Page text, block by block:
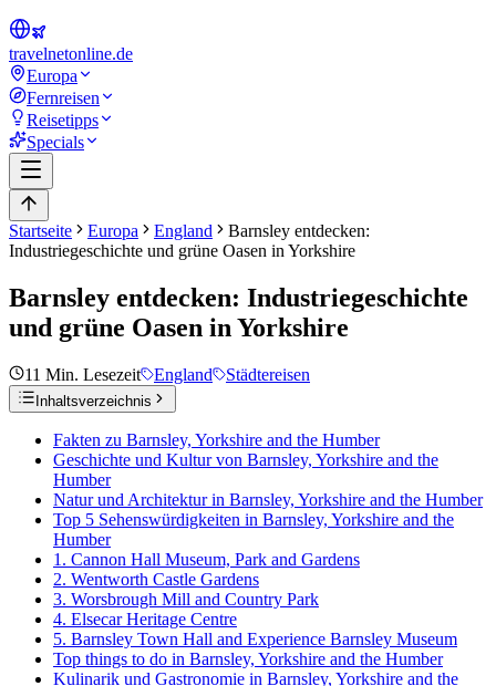
travelnetonline.de
Europa
Fernreisen
Reisetipps
Specials
Startseite Europa England
Barnsley entdecken:
Industriegeschichte und grüne Oasen in Yorkshire
Barnsley entdecken: Industriegeschichte
und grüne Oasen in Yorkshire
11 Min. Lesezeit England Städtereisen
Inhaltsverzeichnis
Fakten zu Barnsley, Yorkshire and the Humber
Geschichte und Kultur von Barnsley, Yorkshire and the
Humber
Natur und Architektur in Barnsley, Yorkshire and the Humber
Top 5 Sehenswürdigkeiten in Barnsley, Yorkshire and the
Humber
1. Cannon Hall Museum, Park and Gardens
2. Wentworth Castle Gardens
3. Worsbrough Mill and Country Park
4. Elsecar Heritage Centre
5. Barnsley Town Hall and Experience Barnsley Museum
Top things to do in Barnsley, Yorkshire and the Humber
Kulinarik und Gastronomie in Barnsley, Yorkshire and the